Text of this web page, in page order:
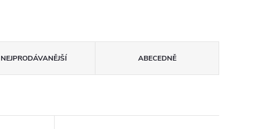
NEJPRODÁVANĚJŠÍ ABECEDNĚ